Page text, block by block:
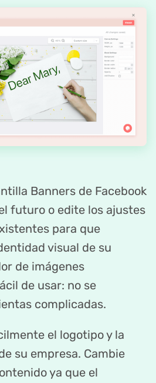
Banners de Facebook
futuro o edite los ajustes
para que
visual de su
de imágenes
de usar: no se
complicadas.
el logotipo y la
su empresa. Cambie
ya que el